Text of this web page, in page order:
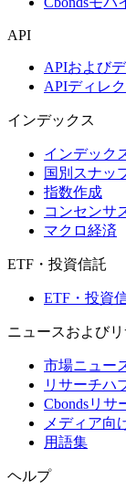
API
APIおよび
APIディレ
インデックス
インデック
国別スナッ
指数作成
コンセンサ
マクロ経済
ETF・投資信託
ETF・投資
ニュースおよび
市場ニュー
リサーチハ
Cbondsリサ
メディア向
用語集
ヘルプ